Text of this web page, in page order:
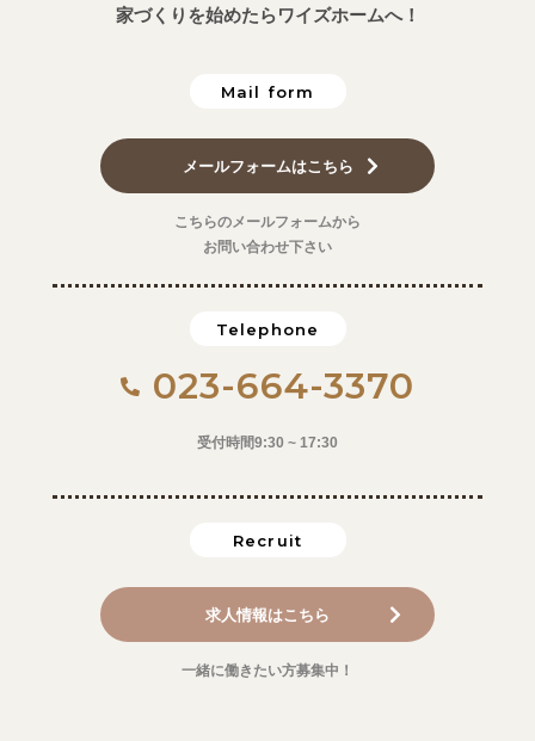
家づくりを始めたらワイズホームへ！
Mail form
メールフォームはこちら
こちらのメールフォームから
お問い合わせ下さい
Telephone
023-664-3370
受付時間9:30 ~ 17:30
Recruit
求人情報はこちら
一緒に働きたい方募集中！